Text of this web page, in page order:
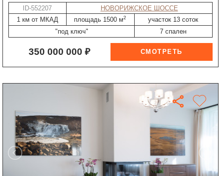
ID-552207
НОВОРИЖСКОЕ ШОССЕ
1 км от МКАД
площадь 1500 м2
участок 13 соток
"под ключ"
7 спален
350 000 000 ₽